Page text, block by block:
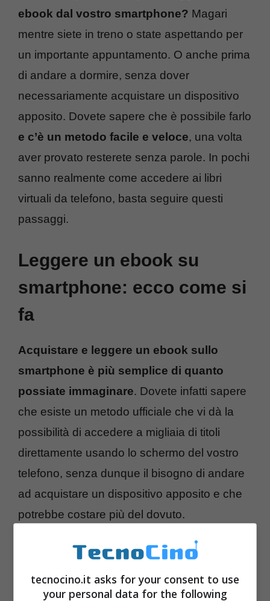
ebook dal vostro smartphone? Magari
mentre siete in treno o state aspettando per
un importante appuntamento. O anche prima
di andare a dormire, senza dover
necessariamente acquistare un dispositivo
apposito. Dovete sapere che è possibile farlo
e c’è un metodo facile e veloce, una volta
aver provato resterete senza parole. In pochi
sanno realmente come accedere ai libri
virtuali da telefono, basta seguire questi
passaggi.
Leggere un ebook su
smartphone: ecco come si
fa
Acquistare e leggere un ebook sullo
smartphone è più semplice di quanto
possiate immaginare. Dovete infatti sapere
che esiste un metodo ufficiale che vi dà la
possibilità di accedere a migliaia di titoli
direttamente usando lo schermo del vostro
telefono, senza dunque il bisogno di andare
ad acquistare un dispositivo apposito e che
potrebbe costare più del dovuto.
tecnocino.it asks for your consent to use
your personal data for the following